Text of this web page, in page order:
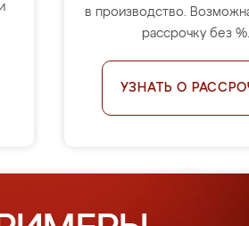
в производство.
рассрочку без
УЗНАТЬ О